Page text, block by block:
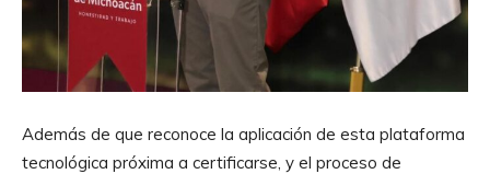
Además de que reconoce la aplicación de esta plataforma
tecnológica próxima a certificarse, y el proceso de